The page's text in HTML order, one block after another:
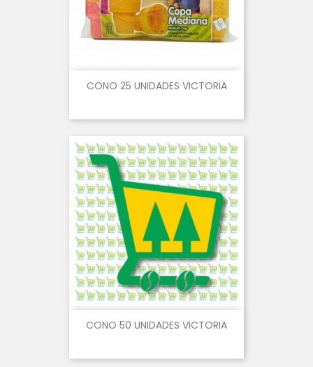
CONO 25 UNIDADES VICTORIA
CONO 50 UNIDADES VICTORIA